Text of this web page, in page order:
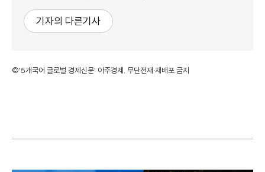
기자의 다른기사
©'5개국어 글로벌 경제신문' 아주경제. 무단전재·재배포 금지